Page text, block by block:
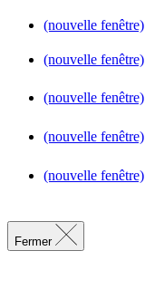
(nouvelle fenêtre)
(nouvelle fenêtre)
(nouvelle fenêtre)
(nouvelle fenêtre)
(nouvelle fenêtre)
Fermer